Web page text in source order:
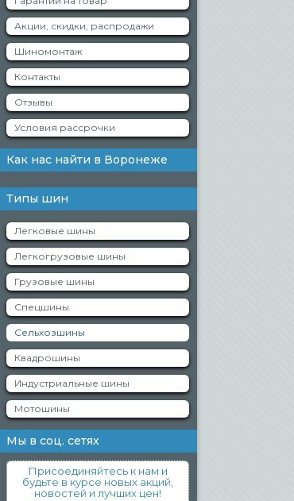
Акции, скидки, распродажи
Шиномонтаж
Контакты
Отзывы
Условия рассрочки
Как нас найти в Воронеже
Типы шин
Легковые шины
Легкогрузовые шины
Грузовые шины
Спецшины
Сельхозшины
Квадрошины
Индустриальные шины
Мотошины
Мы в соц. сетях
Присоединяйтесь к нам и
будьте в курсе новых акций,
новостей и лучших цен!